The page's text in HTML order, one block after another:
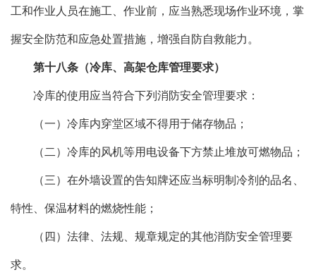
工和作业人员在施工、作业前，应当熟悉现场作业环境，掌
握安全防范和应急处置措施，增强自防自救能力。
第十八条（冷库、高架仓库管理要求）
冷库的使用应当符合下列消防安全管理要求：
（一）冷库内穿堂区域不得用于储存物品；
（二）冷库的风机等用电设备下方禁止堆放可燃物品；
（三）在外墙设置的告知牌还应当标明制冷剂的品名、
特性、保温材料的燃烧性能；
（四）法律、法规、规章规定的其他消防安全管理要
求。